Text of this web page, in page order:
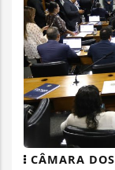
CÂMARA